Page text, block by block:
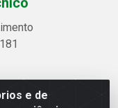
e de
Alegre, 2521 -